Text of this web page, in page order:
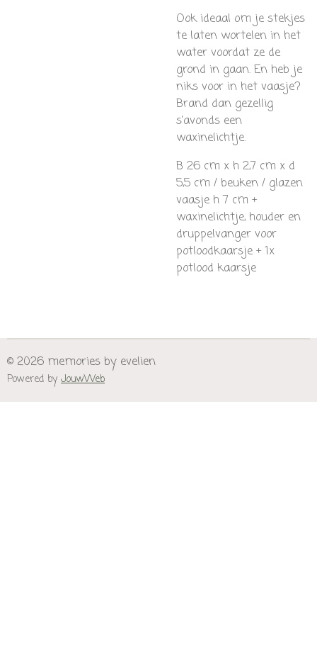
Ook ideaal om je stekjes
te laten wortelen in het
water voordat ze de
grond in gaan. En heb je
niks voor in het vaasje?
Brand dan gezellig
s'avonds een
waxinelichtje.
B 26 cm x h 2,7 cm x d
5,5 cm / beuken / glazen
vaasje h 7 cm +
waxinelichtje, houder en
druppelvanger voor
potloodkaarsje + 1x
potlood kaarsje
© 2026 memories by evelien
Powered by JouwWeb